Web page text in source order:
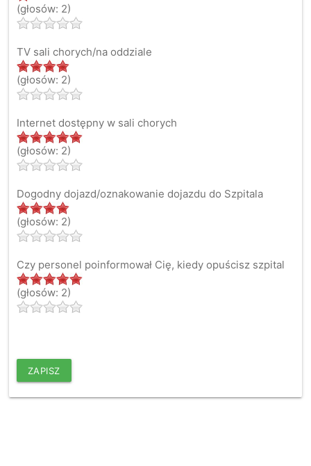
(głosów: 2)
TV sali chorych/na oddziale
(głosów: 2)
Internet dostępny w sali chorych
(głosów: 2)
Dogodny dojazd/oznakowanie dojazdu do Szpitala
(głosów: 2)
Czy personel poinformował Cię, kiedy opuścisz szpital
(głosów: 2)
ZAPISZ